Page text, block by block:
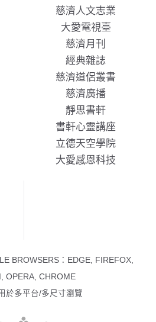
慈濟人文志業
大愛電視臺
慈濟月刊
經典雜誌
慈濟道侶叢書
慈濟廣播
靜思書軒
書軒心靈講座
立德天空學院
大愛感恩科技
BROWSERS：EDGE, FIREFOX,
OPERA, CHROME
於多平台/多尺寸瀏覽